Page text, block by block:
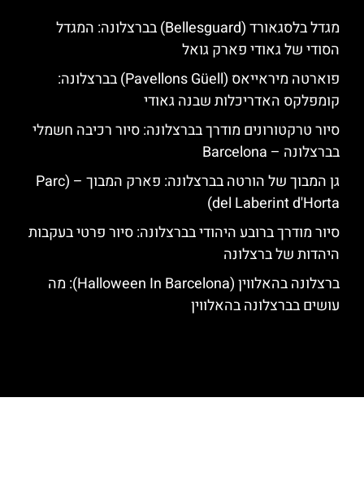
מגדל בלסגאורד (Bellesguard) בברצלונה: המגדל
הסודי של גאודי פארק גואל
פוארטה מיראייאס (Pavellons Güell) בברצלונה:
קומפלקס האדריכלות שבנה גאודי
סיור טרקטורונים מודרך בברצלונה: סיור רכיבה חשמלי
בברצלונה – Barcelona
גן המבוך של הורטה בברצלונה: פארק המבוך – (Parc
del Laberint d'Horta)
סיור מודרך ברובע היהודי בברצלונה: סיור פרטי בעקבות
היהדות של ברצלונה
ברצלונה בהאלווין (Halloween In Barcelona): מה
עושים בברצלונה בהאלווין